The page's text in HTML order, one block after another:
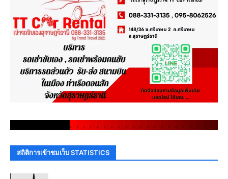
. . . . . . . . . . . . . . . . . . . . .
สถิติการเข้าชมเว็บ STATISTICS